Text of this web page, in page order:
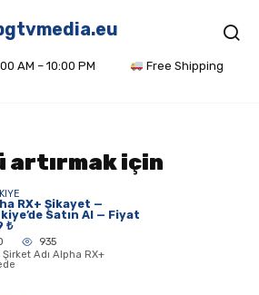
AM – 10:00 PM Free Shipping
artırmak için
RX+ Şikayet —
Satın Al — Fiyat
₺
935
Şirket Adı Alpha RX+